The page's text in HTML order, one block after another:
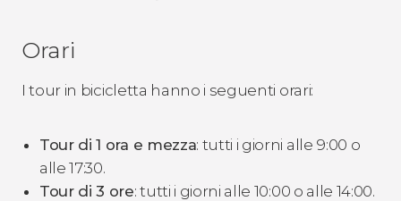
Orari
I tour in bicicletta hanno i seguenti orari:
Tour di 1 ora e mezza: tutti i giorni alle 9:00 o
alle 17:30.
Tour di 3 ore: tutti i giorni alle 10:00 o alle 14:00.